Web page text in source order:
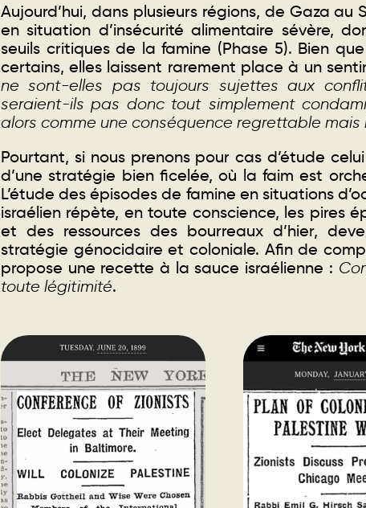
Aujourd’hui, dans plusieurs régions, de Gaza
en situation d’insécurité alimentaire sévère,
seuils critiques de la famine (Phase 5). Bien
certains, elles laissent rarement place à un
ne sont-elles pas toujours sujettes aux
seraient-ils pas donc tout simplement
alors comme une conséquence regrettable mais
Pourtant, si nous prenons pour cas d’étude
d’une stratégie bien ficelée, où la faim est
L’étude des épisodes de famine en situations
israélien répète, en toute conscience, les pires
et des ressources des bourreaux d’hier,
stratégie génocidaire et coloniale. Afin de
propose une recette à la sauce israélienne :
toute légitimité.